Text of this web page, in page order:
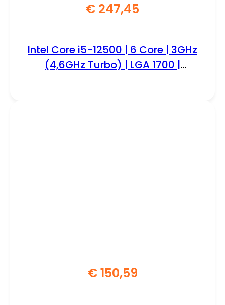
€ 247,45
Intel Core i5-12500 | 6 Core | 3GHz
(4,6GHz Turbo) | LGA 1700 |
€150,59